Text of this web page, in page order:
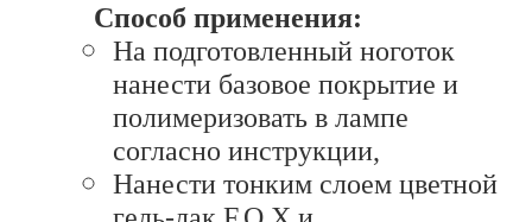
Способ применения:
На подготовленный ноготок
нанести базовое покрытие и
полимеризовать в лампе
согласно инструкции,
Нанести тонким слоем цветной